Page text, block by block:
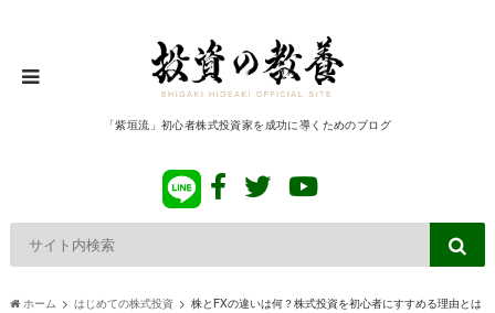
「紫垣流」初心者株式投資家を成功に導くためのブログ
ホーム はじめての株式投資 株とFXの違いは何？株式投資を初心者にすすめる理由とは